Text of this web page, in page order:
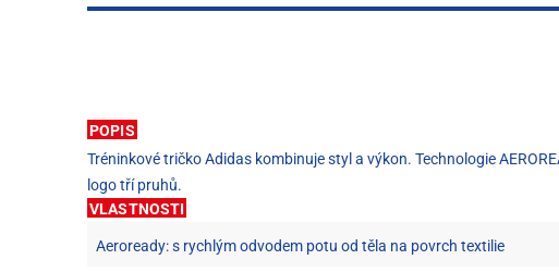
POPIS
Tréninkové tričko Adidas kombinuje styl a výkon. Technologie
logo tří pruhů.
VLASTNOSTI
Aeroready: s rychlým odvodem potu od těla na povrch textilie